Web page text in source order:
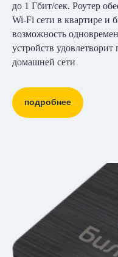
до 1 Гбит/сек. Роутер
Wi-Fi сети в квартире и
возможность
устройств
домашней сети
подробнее